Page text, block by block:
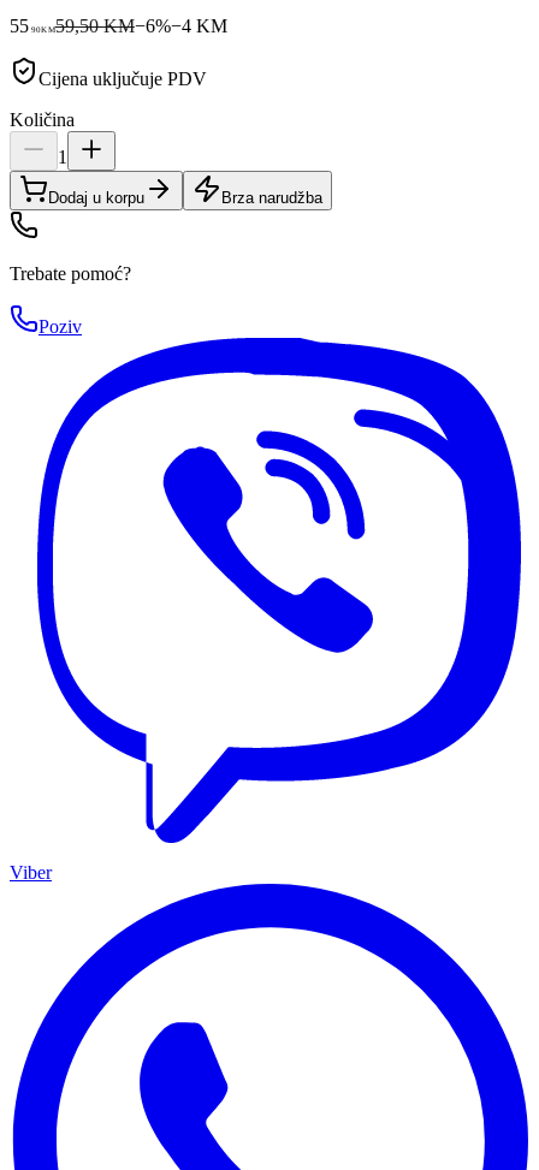
55 90KM59,50 KM−6%−4KM
Cijena uključuje PDV
Količina
1
Dodaj u korpu Brza narudžba
Trebate pomoć?
Poziv
Viber